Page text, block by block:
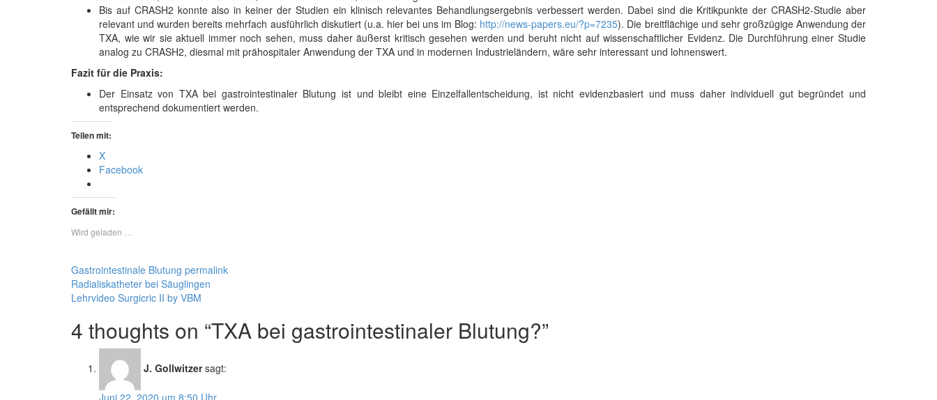
Bis auf CRASH2 konnte also in keiner der Studien ein klinisch relevantes Behandlungsergebnis verbessert werden. Dabei sind die Kritikpunkte der CRASH2-Studie aber
relevant und wurden bereits mehrfach ausführlich diskutiert (u.a. hier bei uns im Blog: http://news-papers.eu/?p=7235). Die breitflächige und sehr großzügige Anwendung der
TXA, wie wir sie aktuell immer noch sehen, muss daher äußerst kritisch gesehen werden und beruht nicht auf wissenschaftlicher Evidenz. Die Durchführung einer Studie
analog zu CRASH2, diesmal mit prähospitaler Anwendung der TXA und in modernen Industrieländern, wäre sehr interessant und lohnenswert.
Fazit für die Praxis:
Der Einsatz von TXA bei gastrointestinaler Blutung ist und bleibt eine Einzelfallentscheidung, ist nicht evidenzbasiert und muss daher individuell gut begründet und
entsprechend dokumentiert werden.
Teilen mit:
X
Facebook
Gefällt mir:
Wird geladen …
Gastrointestinale Blutung permalink
Radialiskatheter bei Säuglingen
Lehrvideo Surgicric II by VBM
4 thoughts on “TXA bei gastrointestinaler Blutung?”
J. Gollwitzer sagt:
Juni 22, 2020 um 8:50 Uhr